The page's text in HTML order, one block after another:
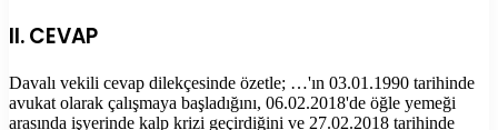
II. CEVAP
Davalı vekili cevap dilekçesinde özetle; …'ın 03.01.1990 tarihinde
avukat olarak çalışmaya başladığını, 06.02.2018'de öğle yemeği
arasında işyerinde kalp krizi geçirdiğini ve 27.02.2018 tarihinde